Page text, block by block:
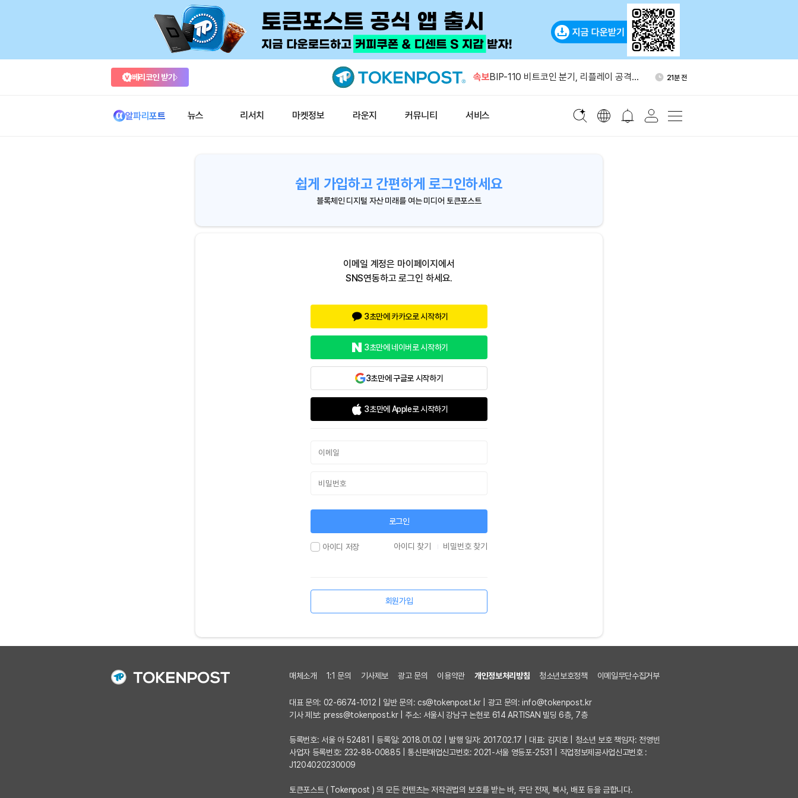
베리코인 받기 속보
AI 진영, 미 선거자금 1.4억달러 모금…암
41분 전
BIP-110 비트코인 분기, 리플레이 공격
21분 전
AI 진영, 미 선거자금 1.4억달러 모금…암
알파리포트 뉴스 리서치 마켓정보 라운지 커뮤니티 서비스
쉽게 가입하고 간편하게 로그인하세요
블록체인 디지털 자산 미래를 여는 미디어 토큰포스트
이메일 계정은 마이페이지에서
SNS연동하고 로그인 하세요.
3초만에 카카오로 시작하기
3초만에 네이버로 시작하기
3초만에 구글로 시작하기
3초만에 Apple로 시작하기
로그인
아이디 저장 아이디 찾기 비밀번호 찾기
회원가입
매체소개 1:1 문의 기사제보 광고 문의 이용약관 개인정보처리방침 청소년보호정책 이메일무단수집거부
대표 문의: 02-6674-1012 | 일반 문의: cs@tokenpost.kr| 광고 문의:info@tokenpost.kr
기사 제보: press@tokenpost.kr| 주소: 서울시 강남구 논현로 614 ARTISAN 빌딩 6층, 7층
등록번호: 서울 아 52481 | 등록일: 2018.01.02 | 발행 일자: 2017.02.17 | 대표: 김지호 | 청소년 보호 책임자: 전영빈
사업자 등록번호: 232-88-00885 | 통신판매업신고번호: 2021-서울 영등포-2531 | 직업정보제공사업신고번호 :
J1204020230009
토큰포스트 ( Tokenpost ) 의 모든 컨텐츠는 저작권법의 보호를 받는 바, 무단 전재, 복사, 배포 등을 금합니다.